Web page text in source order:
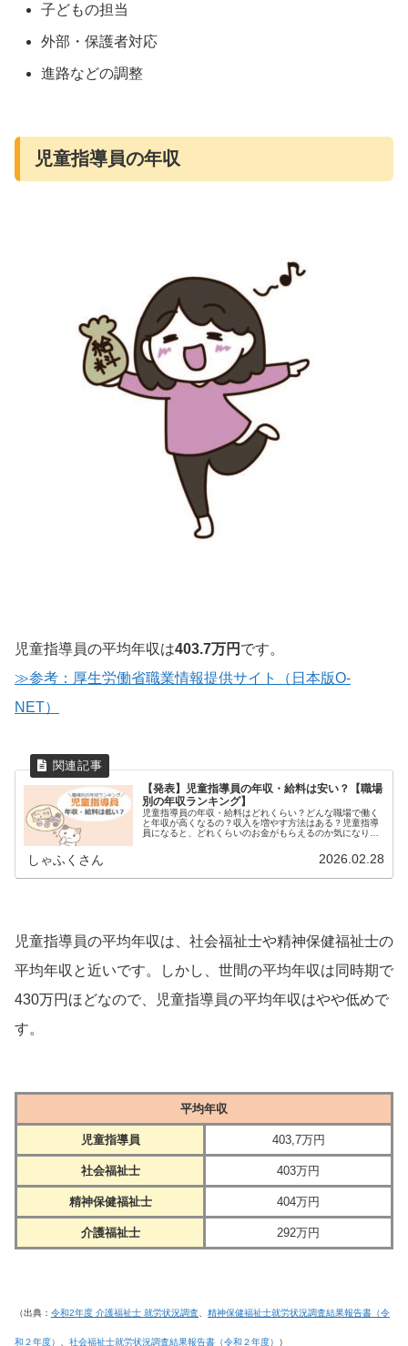
子どもの担当
外部・保護者対応
進路などの調整
児童指導員の年収
児童指導員の平均年収は403.7万円 です。
≫参考：厚生労働省職業情報提供サイト（日本版O-
NET）
【発表】児童指導員の年収・給料は安い？【職場
別の年収ランキング】
児童指導員の年収・給料はどれくらい？どんな職場で働く
と年収が高くなるの？収入を増やす方法はある？児童指導
員になると、どれくらいのお金がもらえるのか気になりま
しゃふくさん 2026.02.28
児童指導員の平均年収は、社会福祉士や精神保健福祉士の
平均年収と近いです。しかし、世間の平均年収は同時期で
430万円ほどなので、児童指導員の平均年収はやや低めで
す。
平均年収
児童指導員 403,7万円
社会福祉士 403万円
精神保健福祉士 404万円
介護福祉士 292万円
（出典： 令和2年度 介護福祉士 就労状況調査、 精神保健福祉士就労状況調査結果報告書（令
和２年度） 、 社会福祉士就労状況調査結果報告書（令和２年度） ）